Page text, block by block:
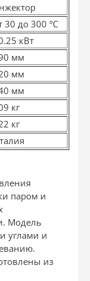
30 до 300 °С
кВт
мм
мм
мм
кг
кг
паром и
Модель
углами и
из